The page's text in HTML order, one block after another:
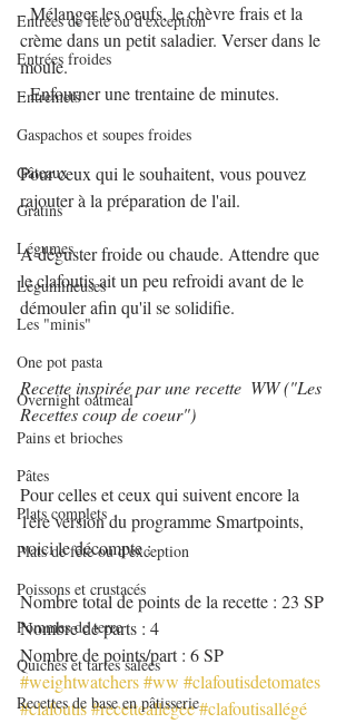
Entrées de fête ou d'exception
Entrées froides
Entremets
Gaspachos et soupes froides
Gâteaux
Gratins
Légumes
Légumineuses
Les "minis"
One pot pasta
Overnight oatmeal
Pains et brioches
Pâtes
Plats complets
Plats de fête ou d'exception
Poissons et crustacés
Pommes de terre
Quiches et tartes salées
Recettes de base en pâtisserie
- Mélanger les oeufs, le chèvre frais et la
crème dans un petit saladier. Verser dans le
moule.
- Enfourner une trentaine de minutes.
Pour ceux qui le souhaitent, vous pouvez
rajouter à la préparation de l'ail.
A déguster froide ou chaude. Attendre que
le clafoutis ait un peu refroidi avant de le
démouler afin qu'il se solidifie.
Recette inspirée par une recette  WW ("Les
Recettes coup de coeur")
Pour celles et ceux qui suivent encore la
1ère version du programme Smartpoints,
voici le décompte :
Nombre total de points de la recette : 23 SP
Nombre de parts : 4
Nombre de points/part : 6 SP
#weightwatchers#ww #clafoutisdetomates
#clafoutis#recetteallégée#clafoutisallégé